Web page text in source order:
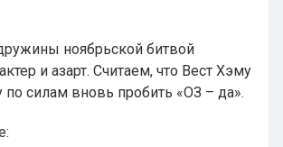
ноябрьской битвой
и азарт. Считаем, что Вест Хэму
по силам вновь пробить «ОЗ – да».